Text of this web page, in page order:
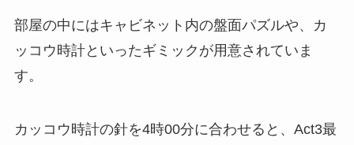
部屋の中にはキャビネット内の盤面パズルや、カ
ッコウ時計といったギミックが用意されていま
す。
カッコウ時計の針を4時00分に合わせると、Act3最